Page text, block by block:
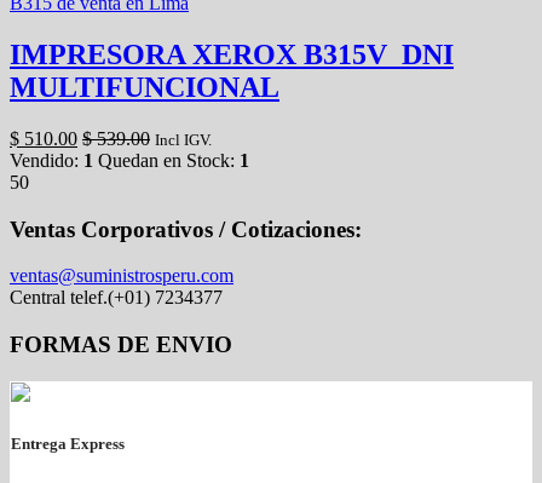
IMPRESORA XEROX B315V_DNI
MULTIFUNCIONAL
$ 510.00 $539.00 Incl IGV.
Vendido: 1 Quedan en Stock: 1
50
Ventas Corporativos / Cotizaciones:
ventas@suministrosperu.com
Central telef.(+01) 7234377
FORMAS DE ENVIO
Entrega Express